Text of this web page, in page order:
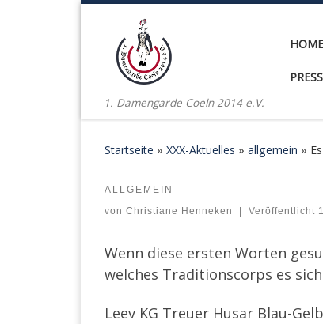
1. Damengarde Coeln 2014 e.V.
HOME
Startseite » XXX-Aktuelles » allgemein »
ALLGEMEIN
von Christiane Henneken | Veröffentlicht
Wenn diese ersten Worten
welches Traditionscorps es
Leev KG Treuer Husar Blau-